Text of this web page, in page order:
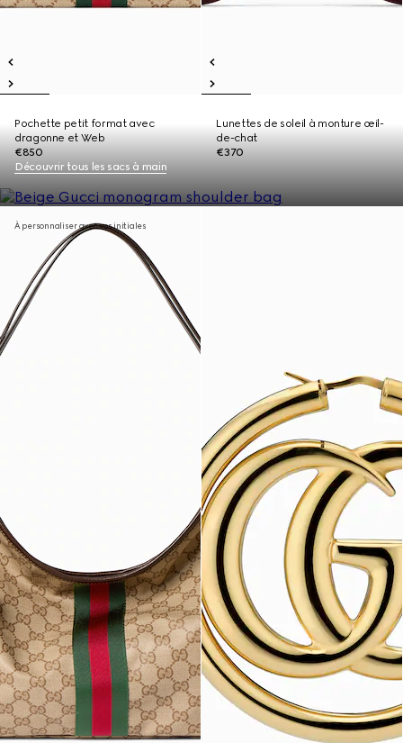
Pochette petit format avec
dragonne et Web
€850
Lunettes de soleil à monture œil-
de-chat
€370
Découvrir tous les sacs à main
À personnaliser avec vos initiales